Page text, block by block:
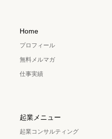
Home
プロフィール
無料メルマガ
仕事実績
起業メニュー
起業コンサルティング